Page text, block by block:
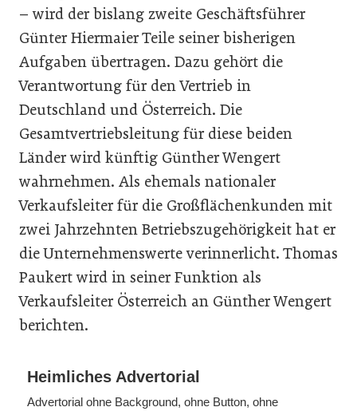
– wird der bislang zweite Geschäftsführer
Günter Hiermaier Teile seiner bisherigen
Aufgaben übertragen. Dazu gehört die
Verantwortung für den Vertrieb in
Deutschland und Österreich. Die
Gesamtvertriebsleitung für diese beiden
Länder wird künftig Günther Wengert
wahrnehmen. Als ehemals nationaler
Verkaufsleiter für die Großflächenkunden mit
zwei Jahrzehnten Betriebszugehörigkeit hat er
die Unternehmenswerte verinnerlicht. Thomas
Paukert wird in seiner Funktion als
Verkaufsleiter Österreich an Günther Wengert
berichten.
Heimliches Advertorial
Advertorial ohne Background, ohne Button, ohne